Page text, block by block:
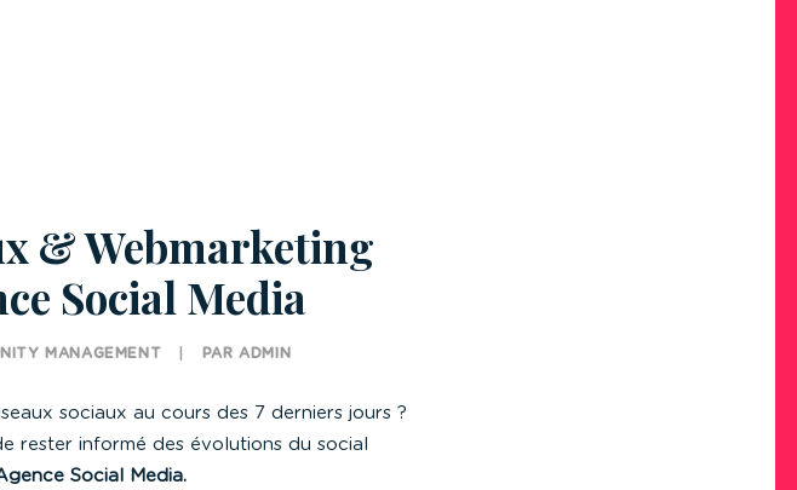
& Webmarketing
Social Media
MANAGEMENT PARADMIN
sociaux au cours des 7 derniers jours ?
rester informé des évolutions du social
Social Media.